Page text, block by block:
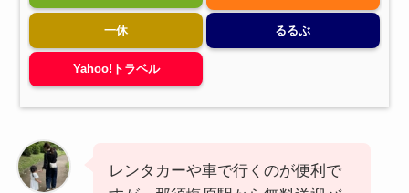
一休 るるぶ
Yahoo!トラベル
レンタカーや車で行くのが便利で